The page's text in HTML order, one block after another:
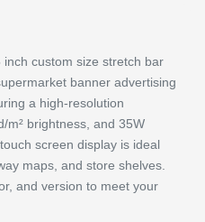
custom size stretch bar
banner advertising
a high-resolution
m² brightness, and 35W
screen display is ideal
maps, and store shelves.
and version to meet your